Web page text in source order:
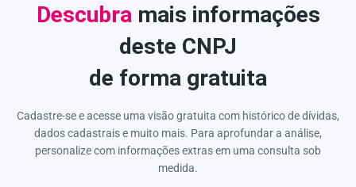
Descubramais informações
deste CNPJ
de forma gratuita
Cadastre-se e acesse uma visão gratuita com histórico de dívidas,
dados cadastrais e muito mais. Para aprofundar a análise,
personalize com informações extras em uma consulta sob
medida.